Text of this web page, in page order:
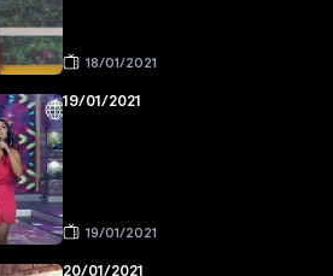
18/01/2021
19/01/2021
19/01/2021
20/01/2021